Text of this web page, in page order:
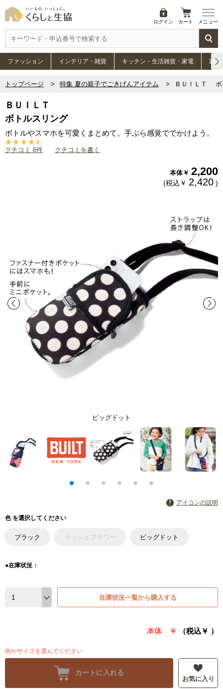
ログイン カート メニュー
ファッション インテリア・雑貨 キッチン・生活雑貨・家電 家具
トップページ 特集 夏の親子でごきげんアイテム ＢＵＩＬＴ ボ
ＢＵＩＬＴ
ボトルスリング
ボトルやスマホを可愛くまとめて。手ぶら感覚ででかけよう。
クチコミ 6件 クチコミを書く
本体￥ 2,200
(税込￥ 2,420 )
ビッグドット
アイコンの説明
色 を選択してください
ブラック ラッシュフラワー ビッグドット
●在庫状況：
在庫状況一覧から購入する
本体 ￥ （税込￥ ）
色やサイズを選んでください
カートに入れる
お気に入り